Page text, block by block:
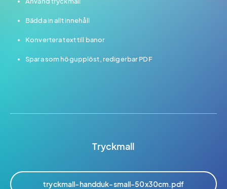
Bädda in allt innehåll
Konvertera text till banor
Spara som högupplöst, redigerbar PDF
Tryckmall
tryckmall-handduk-small-50x30cm.pdf